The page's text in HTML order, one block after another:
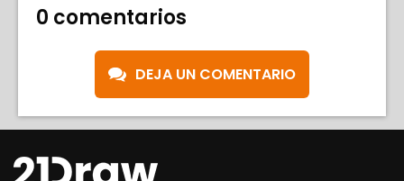
0 comentarios
DEJA UN COMENTARIO